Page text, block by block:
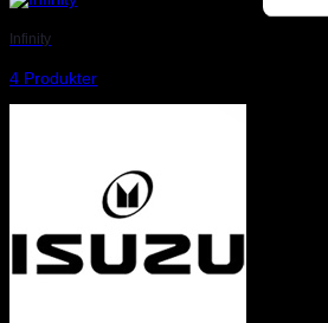
Infinity
4 Produkter